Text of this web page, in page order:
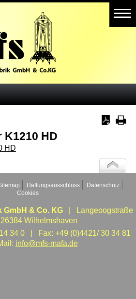
K1210 HD
HD
Haftungsausschluss
Datenschutz
Cookies
GmbH & Co. KG| Langeoogstraße
Wilhelmshaven
34 0 | Fax: +49 (0)4421/ 30 34 81
info@mfs-mafa.de